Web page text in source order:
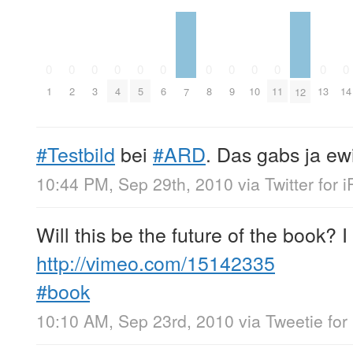
1 2 3 4 5 6 7 8 9 10 11 12 13 14
#Testbild bei #ARD. Das gabs ja
10:44 PM, Sep 29th, 2010 via Twitter for
Will this be the future of the book?
http://vimeo.com/15142335
#book
10:10 AM, Sep 23rd, 2010 via Tweetie